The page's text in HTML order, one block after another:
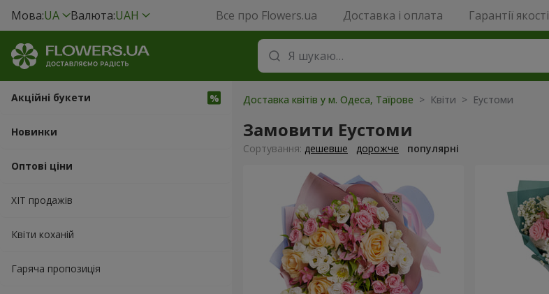
Мова:UA Валюта:UAH Все про Flowers.ua Доставка і оплата Гарантії якості
Акційні букети
Новинки
Оптові ціни
ХІТ продажів
Квіти коханій
Гаряча пропозиція
Доставка квітів у м. Одеса, Таїрове > Квіти > Еустоми
Замовити Еустоми
Сортування: дешевше дорожче популярні